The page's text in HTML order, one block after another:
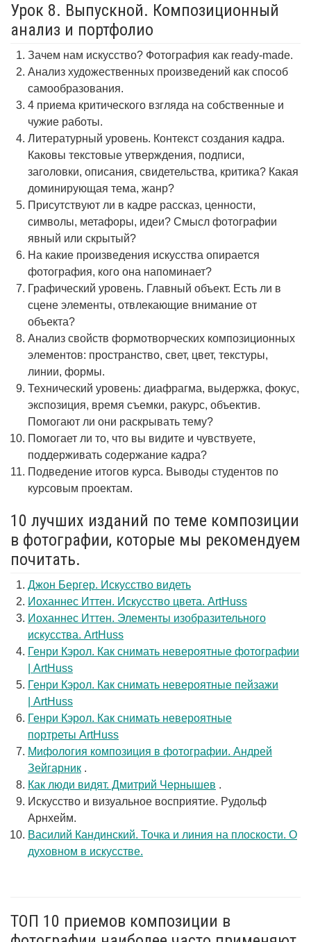
Урок 8. Выпускной. Композиционный
анализ и портфолио
Зачем нам искусство? Фотография как ready-made.
Анализ художественных произведений как способ
самообразования.
4 приема критического взгляда на собственные и
чужие работы.
Литературный уровень. Контекст создания кадра.
Каковы текстовые утверждения, подписи,
заголовки, описания, свидетельства, критика? Какая
доминирующая тема, жанр?
Присутствуют ли в кадре рассказ, ценности,
символы, метафоры, идеи? Смысл фотографии
явный или скрытый?
На какие произведения искусства опирается
фотография, кого она напоминает?
Графический уровень. Главный объект. Есть ли в
сцене элементы, отвлекающие внимание от
объекта?
Анализ свойств формотворческих композиционных
элементов: пространство, свет, цвет, текстуры,
линии, формы.
Технический уровень: диафрагма, выдержка, фокус,
экспозиция, время съемки, ракурс, объектив.
Помогают ли они раскрывать тему?
Помогает ли то, что вы видите и чувствуете,
поддерживать содержание кадра?
Подведение итогов курса. Выводы студентов по
курсовым проектам.
10 лучших изданий по теме композиции
в фотографии, которые мы рекомендуем
почитать.
Джон Бергер. Искусство видеть
Иоханнес Иттен. Искусство цвета. ArtHuss
Иоханнес Иттен. Элементы изобразительного
искусства. ArtHuss
Генри Кэрол. Как снимать невероятные фотографии
| ArtHuss
Генри Кэрол. Как снимать невероятные пейзажи
| ArtHuss
Генри Кэрол. Как снимать невероятные
портреты ArtHuss
Мифология композиция в фотографии. Андрей
Зейгарник .
Как люди видят. Дмитрий Чернышев .
Искусство и визуальное восприятие. Рудольф
Арнхейм.
Василий Кандинский. Точка и линия на плоскости. О
духовном в искусстве.
ТОП 10 приемов композиции в